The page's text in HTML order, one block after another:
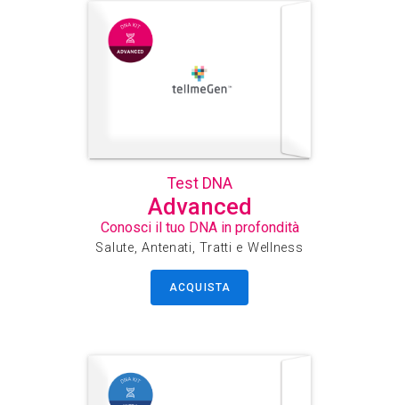
Test DNA
Advanced
Conosci il tuo DNA in profondità
Salute, Antenati, Tratti e Wellness
ACQUISTA